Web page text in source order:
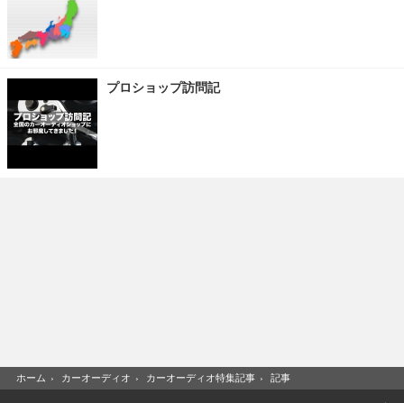
プロショップ訪問記
ホーム › カーオーディオ › カーオーディオ特集記事 › 記事